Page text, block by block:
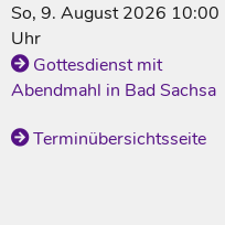
So, 9. August 2026 10:00
Uhr
Gottesdienst mit
Abendmahl in Bad Sachsa
Terminübersichtsseite